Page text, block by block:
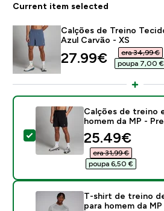
Current item selected
Calções de Treino
Azul Carvão - XS
discounted
27.99€‎
era 34,99 €‎
poupa 7,00 €‎
Select this product -
Calções de treino
homem da MP -
discounted
25.49€‎
era 31,99 €‎
poupa 6,50 €‎
T-shirt de treino
para homem da